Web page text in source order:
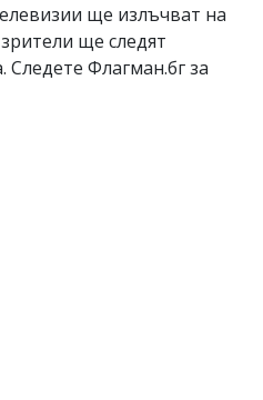
ще излъчват на
ще следят
Следете Флагман.бг за